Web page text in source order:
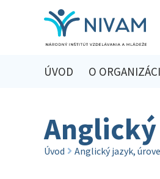
ÚVOD O
Úvod Anglický jazyk,